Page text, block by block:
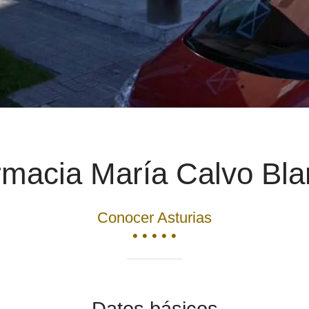
María Calvo
Conocer Asturias
• • • • •